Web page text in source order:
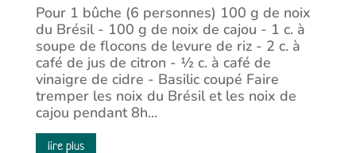
Pour 1 bûche (6 personnes) 100 g de noix
du Brésil - 100 g de noix de cajou - 1 c. à
soupe de flocons de levure de riz - 2 c. à
café de jus de citron - ½ c. à café de
vinaigre de cidre - Basilic coupé Faire
tremper les noix du Brésil et les noix de
cajou pendant 8h...
lire plus